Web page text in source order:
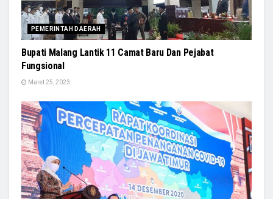
PEMERINTAH DAERAH
Bupati Malang Lantik 11 Camat Baru Dan Pejabat
Fungsional
Maret 25, 2023